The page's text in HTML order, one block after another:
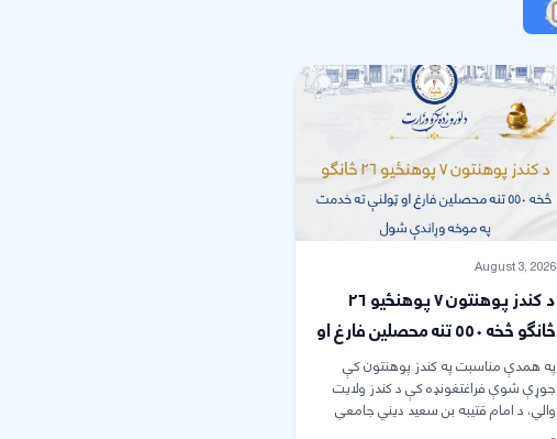
August 3, 2026
د کندز پوهنتون ۷ پوهنځيو ۲۶
څانګو څخه ۵۵۰ تنه محصلین فارغ او
ټولنې ته د خدمت په موخه وړاندې
شول
په همدې مناسبت په کندز پوهنتون کې
جوړې شوې فراغتغونډه کې د کندز ولایت
والي، د امام قتیبه بن سعید دیني جامعې
رئیس ...